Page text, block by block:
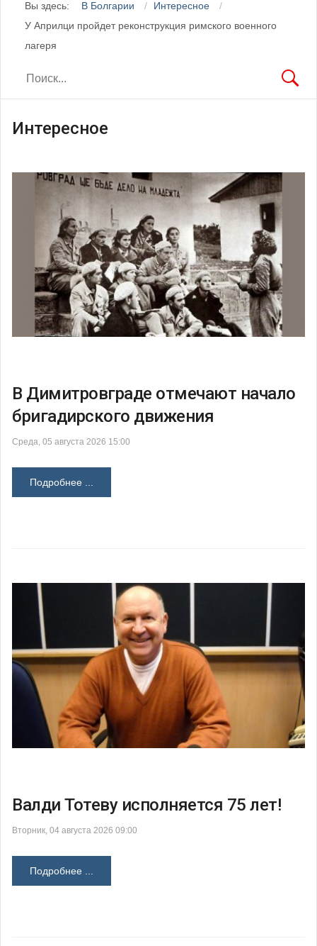
Вы здесь: В Болгарии
Интересное
У Априлци пройдет реконструкция римского военного
лагеря
Интересное
В Димитровграде отмечают начало
бригадирского движения
Среда, 05 августа 2026 15:00
Подробнее ...
Валди Тотеву исполняется 75 лет!
Вторник, 04 августа 2026 09:00
Подробнее ...